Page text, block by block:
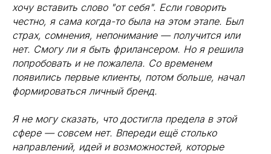
хочу вставить слово "от себя". Если говорить
честно, я сама когда-то была на этом этапе. Был
страх, сомнения, непонимание — получится или
нет. Смогу ли я быть фрилансером. Но я решила
попробовать и не пожалела. Со временем
появились первые клиенты, потом больше, начал
формироваться личный бренд.
Я не могу сказать, что достигла предела в этой
сфере — совсем нет. Впереди ещё столько
направлений, идей и возможностей, которые